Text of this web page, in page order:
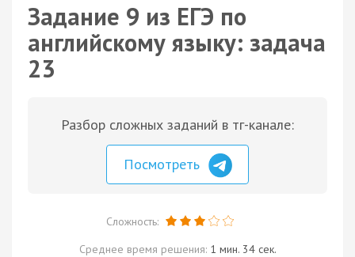
Задание 9 из ЕГЭ по
английскому языку: задача
23
Разбор сложных заданий в тг-канале:
Посмотреть
Сложность:
Среднее время решения: 1 мин. 34 сек.